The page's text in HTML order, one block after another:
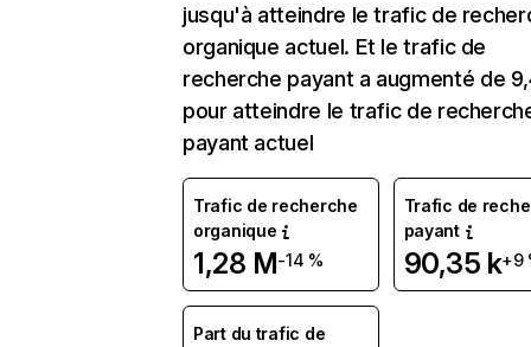
jusqu'à atteindre le trafic de
organique actuel. Et le trafic de
recherche payant a augmenté de
pour atteindre le trafic de
payant actuel
Trafic de recherche
organique
1,28 M-14 %
Trafic de
payant
90,35 k+9
Part du trafic de